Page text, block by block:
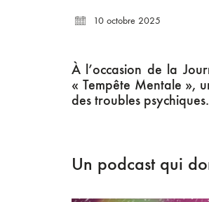
10 octobre 2025
À l’occasion de la
« Tempête Mentale »,
des troubles psychiques.
Un podcast qui